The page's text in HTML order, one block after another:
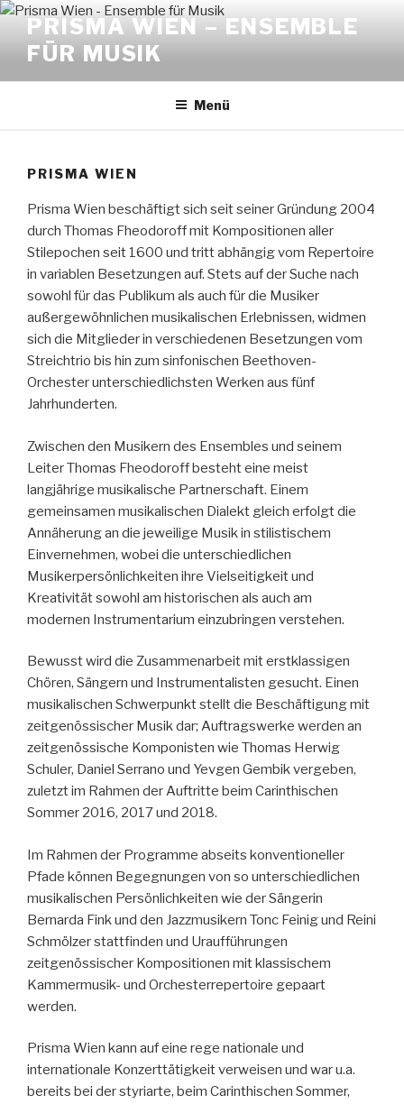
Zum
Inhalt
springen
PRISMA WIEN – ENSEMBLE
FÜR MUSIK
Menü
PRISMA WIEN
Prisma Wien beschäftigt sich seit seiner Gründung 2004
durch Thomas Fheodoroff mit Kompositionen aller
Stilepochen seit 1600 und tritt abhängig vom Repertoire
in variablen Besetzungen auf. Stets auf der Suche nach
sowohl für das Publikum als auch für die Musiker
außergewöhnlichen musikalischen Erlebnissen, widmen
sich die Mitglieder in verschiedenen Besetzungen vom
Streichtrio bis hin zum sinfonischen Beethoven-
Orchester unterschiedlichsten Werken aus fünf
Jahrhunderten.
Zwischen den Musikern des Ensembles und seinem
Leiter Thomas Fheodoroff besteht eine meist
langjährige musikalische Partnerschaft. Einem
gemeinsamen musikalischen Dialekt gleich erfolgt die
Annäherung an die jeweilige Musik in stilistischem
Einvernehmen, wobei die unterschiedlichen
Musikerpersönlichkeiten ihre Vielseitigkeit und
Kreativität sowohl am historischen als auch am
modernen Instrumentarium einzubringen verstehen.
Bewusst wird die Zusammenarbeit mit erstklassigen
Chören, Sängern und Instrumentalisten gesucht. Einen
musikalischen Schwerpunkt stellt die Beschäftigung mit
zeitgenössischer Musik dar; Auftragswerke werden an
zeitgenössische Komponisten wie Thomas Herwig
Schuler, Daniel Serrano und Yevgen Gembik vergeben,
zuletzt im Rahmen der Auftritte beim Carinthischen
Sommer 2016, 2017 und 2018.
Im Rahmen der Programme abseits konventioneller
Pfade können Begegnungen von so unterschiedlichen
musikalischen Persönlichkeiten wie der Sängerin
Bernarda Fink und den Jazzmusikern Tonc Feinig und Reini
Schmölzer stattfinden und Uraufführungen
zeitgenössischer Kompositionen mit klassischem
Kammermusik- und Orchesterrepertoire gepaart
werden.
Prisma Wien kann auf eine rege nationale und
internationale Konzerttätigkeit verweisen und war u.a.
bereits bei der styriarte, beim Carinthischen Sommer,